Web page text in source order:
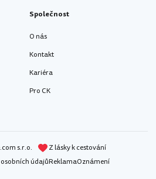
Společnost
O nás
Kontakt
Kariéra
Pro CK
s.r.o.
Z lásky k cestování
údajůReklamaOznámení